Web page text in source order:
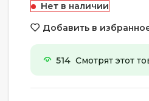
Нет в наличии
Добавить в
514 Смотрят этот